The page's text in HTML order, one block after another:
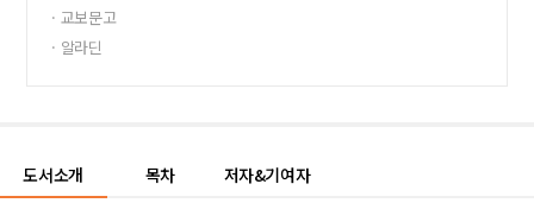
· 교보문고
· 알라딘
도서소개 목차 저자&기여자